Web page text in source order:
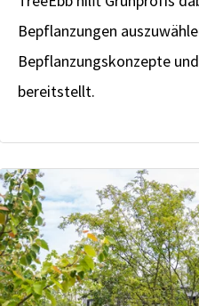
Bepflanzungen
Bepflanzungskonzepte
bereitstellt.